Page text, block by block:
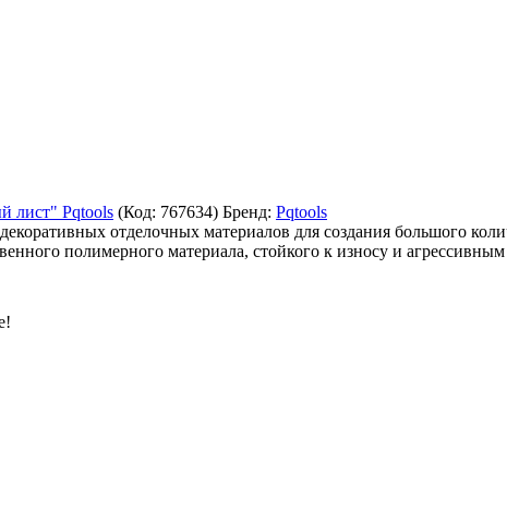
лист" Pqtools (Код: 767634) Бренд: Pqtools
отделочных материалов для создания большого
полимерного материала, стойкого к износу и